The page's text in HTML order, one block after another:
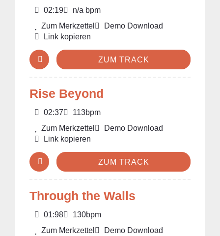
02:19
n/a bpm
Zum Merkzettel
Demo Download
Link kopieren
ZUM TRACK
Rise Beyond
02:37
113bpm
Zum Merkzettel
Demo Download
Link kopieren
ZUM TRACK
Through the Walls
01:98
130bpm
Zum Merkzettel
Demo Download